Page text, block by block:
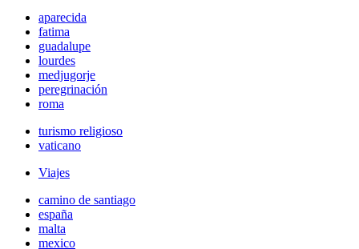
aparecida
fatima
guadalupe
lourdes
medjugorje
peregrinación
roma
turismo religioso
vaticano
Viajes
camino de santiago
españa
malta
mexico